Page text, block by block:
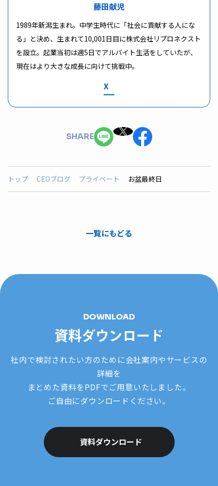
藤田献児
1989年新潟生まれ。中学生時代に「社会に貢献する人にな
る」と決め、生まれて10,001日目に株式会社リプロネクスト
を設立。起業当初は週5日でアルバイト生活をしていたが、
現在はより大きな成長に向けて挑戦中。
X
SHARE
トップ CEOブログ プライベート お盆最終日
一覧にもどる
DOWNLOAD
資料ダウンロード
社内で検討されたい方のために会社案内やサービスの
詳細を
まとめた資料をPDFでご用意いたしました。
ご自由にダウンロードください。
資料ダウンロード